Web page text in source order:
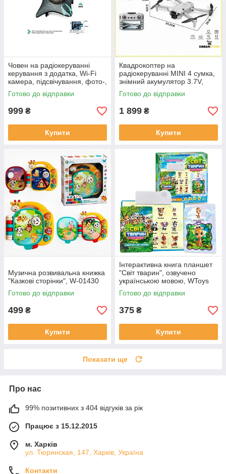
Човен на радіокеруванні
керування з додатка, Wi-Fi
камера, підсвічування, фото-,
відеозйомка, вбудованний
акумулятор
Готово до відправки
999 ₴
Купити
Квадрокоптер на
радіокеруванні MINI 4 сумка,
знімний акумулятор 3.7V,
пульт 2.4 GHz з екраном,
USB, headless, Wi-Fi
Готово до відправки
1 899 ₴
Купити
Музична розвивальна книжка
"Казкові сторінки", W-01430
Готово до відправки
499 ₴
Купити
Інтерактивна книга планшет
"Світ тварин", озвучено
українською мовою, WToys
70456віршики та цікаві факти
Готово до відправки
375 ₴
Купити
Показати ще
Про нас
99% позитивних з 404 відгуків за рік
Працює з 15.12.2015
м. Харків
ул. Тюринская, 147, Харків, Україна
Контакти